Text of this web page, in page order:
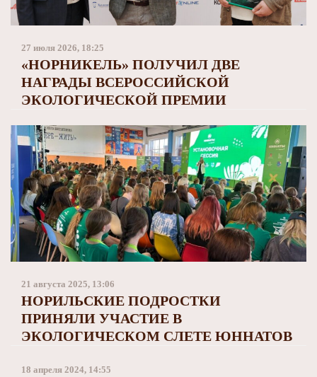
Заполярный театр драмы
27 июля 2026, 18:25
«НОРНИКЕЛЬ» ПОЛУЧИЛ ДВЕ
НАГРАДЫ ВСЕРОССИЙСКОЙ
ЭКОЛОГИЧЕСКОЙ ПРЕМИИ
21 августа 2025, 13:06
НОРИЛЬСКИЕ ПОДРОСТКИ
ПРИНЯЛИ УЧАСТИЕ В
ЭКОЛОГИЧЕСКОМ СЛЕТЕ ЮННАТОВ
18 апреля 2024, 14:55